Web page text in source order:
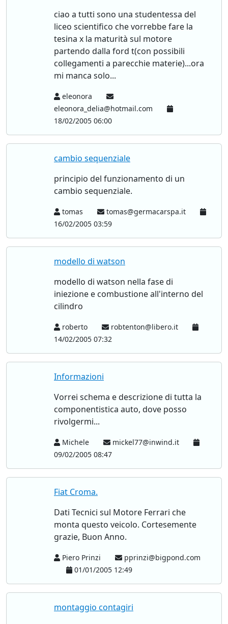
ciao a tutti sono una studentessa del
liceo scientifico che vorrebbe fare la
tesina x la maturità sul motore
partendo dalla ford t(con possibili
collegamenti a parecchie materie)...ora
mi manca solo...
eleonora
eleonora_delia@hotmail.com
18/02/2005 06:00
cambio sequenziale
principio del funzionamento di un
cambio sequenziale.
tomas
tomas@germacarspa.it
16/02/2005 03:59
modello di watson
modello di watson nella fase di
iniezione e combustione all'interno del
cilindro
roberto
robtenton@libero.it
14/02/2005 07:32
Informazioni
Vorrei schema e descrizione di tutta la
componentistica auto, dove posso
rivolgermi...
Michele
mickel77@inwind.it
09/02/2005 08:47
Fiat Croma.
Dati Tecnici sul Motore Ferrari che
monta questo veicolo. Cortesemente
grazie, Buon Anno.
Piero Prinzi
pprinzi@bigpond.com
01/01/2005 12:49
montaggio contagiri